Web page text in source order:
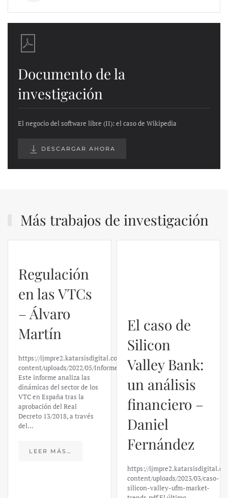
Documento de la
investigación
El negocio del software libre (II): el caso de Wikipedia
DESCARGAR AHORA
Más trabajos de investigación
Regulación
en las VTCs
– Álvaro
Martín
https://ijmpre2.katarsisdigital.com/wp-
content/uploads/2022/05/Informe_sobre_las_VTC.pdf
Este informe analiza las
dinámicas del sector de los
VTC en España tras la
aprobación del Real
Decreto 13/2018, a través
del…
LEER MÁS…
un análisis
financiero –
Daniel
Fernández
https://
content/uploads/2023/03/caso-
silicon-valley-ufm-market-
trends.pdf El último
elaborado para el Instituto
Juan de Mariana y para la
Universidad Francis…